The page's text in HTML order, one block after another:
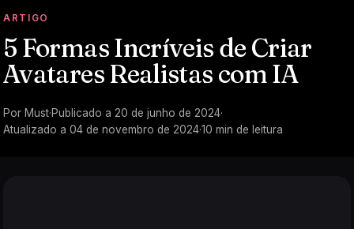
ARTIGO
5 Formas Incríveis de Criar
Avatares Realistas com IA
Por Must·Publicado a 20 de junho de 2024·
Atualizado a 04 de novembro de 2024·10 min de leitura